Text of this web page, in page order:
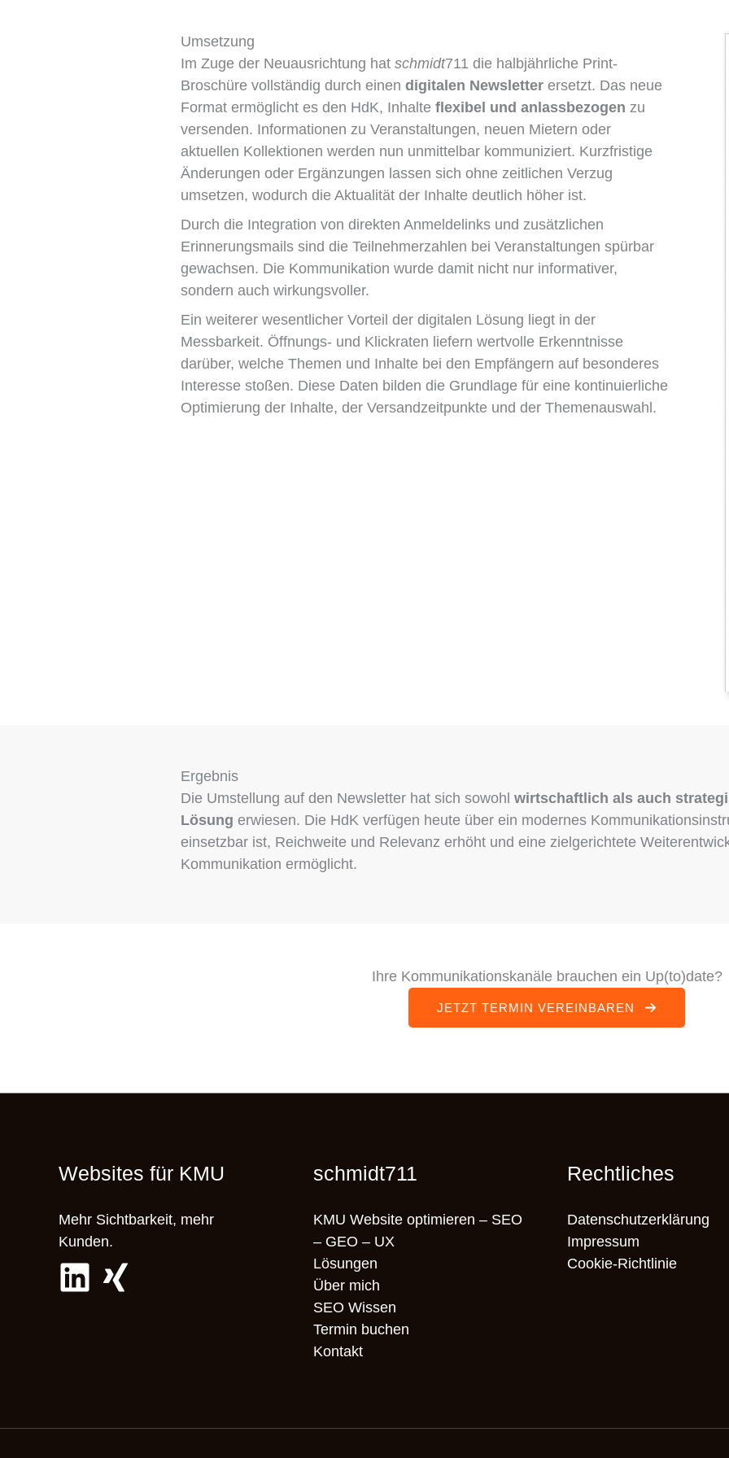
Umsetzung
Im Zuge der Neuausrichtung hat schmidt711 die halbjährliche Print-
Broschüre vollständig durch einen digitalen Newsletter ersetzt. Das neue
Format ermöglicht es den HdK, Inhalte flexibel und anlassbezogen zu
versenden. Informationen zu Veranstaltungen, neuen Mietern oder
aktuellen Kollektionen werden nun unmittelbar kommuniziert. Kurzfristige
Änderungen oder Ergänzungen lassen sich ohne zeitlichen Verzug
umsetzen, wodurch die Aktualität der Inhalte deutlich höher ist.
Durch die Integration von direkten Anmeldelinks und zusätzlichen
Erinnerungsmails sind die Teilnehmerzahlen bei Veranstaltungen spürbar
gewachsen. Die Kommunikation wurde damit nicht nur informativer,
sondern auch wirkungsvoller.
Ein weiterer wesentlicher Vorteil der digitalen Lösung liegt in der
Messbarkeit. Öffnungs- und Klickraten liefern wertvolle Erkenntnisse
darüber, welche Themen und Inhalte bei den Empfängern auf besonderes
Interesse stoßen. Diese Daten bilden die Grundlage für eine kontinuierliche
Optimierung der Inhalte, der Versandzeitpunkte und der Themenauswahl.
Ergebnis
Die Umstellung auf den Newsletter hat sich sowohl wirtschaftlich als auch
Lösung erwiesen. Die HdK verfügen heute über ein modernes
einsetzbar ist, Reichweite und Relevanz erhöht und eine zielgerichtete
Kommunikation ermöglicht.
Ihre Kommunikationskanäle brauchen ein Up(to)date?
JETZT TERMIN VEREINBAREN
Websites für KMU
Mehr Sichtbarkeit, mehr
Kunden.
schmidt711
KMU Website optimieren – SEO
– GEO – UX
Lösungen
Über mich
SEO Wissen
Termin buchen
Kontakt
Rechtliches
Datenschutzerklärung
Impressum
Cookie-Richtlinie